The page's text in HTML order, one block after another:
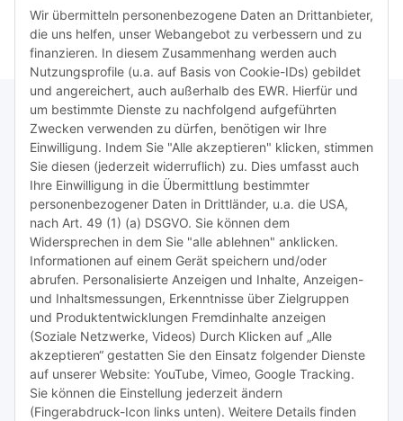
>>Goldinfoseite
TiDis Lizenzsystem
Meist besuchte Seiten:
Tipps & Tricks rund um Sublimation
TiDis Videos auf Youtube
Nachfüllpreise für Druckerpatronen
Refillservice Patronen verpacken
TiDis Druckerwerkstatt
TiDis PC & Notebookwerkstatt
Wir übermitteln personenbezogene Daten an Drittanbieter,
die uns helfen, unser Webangebot zu verbessern und zu
finanzieren. In diesem Zusammenhang werden auch
Nutzungsprofile (u.a. auf Basis von Cookie-IDs) gebildet
und angereichert, auch außerhalb des EWR. Hierfür und
um bestimmte Dienste zu nachfolgend aufgeführten
Zwecken verwenden zu dürfen, benötigen wir Ihre
Einwilligung. Indem Sie "Alle akzeptieren" klicken, stimmen
Sie diesen (jederzeit widerruflich) zu. Dies umfasst auch
Ihre Einwilligung in die Übermittlung bestimmter
personenbezogener Daten in Drittländer, u.a. die USA,
nach Art. 49 (1) (a) DSGVO. Sie können dem
Widersprechen in dem Sie "alle ablehnen" anklicken.
Informationen auf einem Gerät speichern und/oder
abrufen. Personalisierte Anzeigen und Inhalte, Anzeigen-
und Inhaltsmessungen, Erkenntnisse über Zielgruppen
und Produktentwicklungen Fremdinhalte anzeigen
(Soziale Netzwerke, Videos) Durch Klicken auf „Alle
akzeptieren“ gestatten Sie den Einsatz folgender Dienste
auf unserer Website: YouTube, Vimeo, Google Tracking.
Sie können die Einstellung jederzeit ändern
(Fingerabdruck-Icon links unten). Weitere Details finden